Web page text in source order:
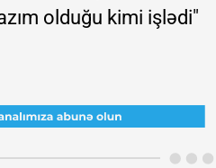
olduğu kimi işlədi"